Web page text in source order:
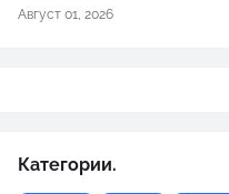
Август 01, 2026
Категории.